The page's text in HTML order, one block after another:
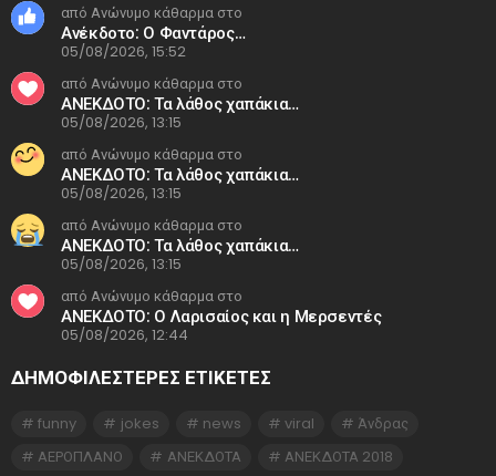
από Ανώνυμο κάθαρμα στο
Ανέκδοτο: Ο Φαντάρος…
05/08/2026, 15:52
από Ανώνυμο κάθαρμα στο
ΑΝΕΚΔΟΤΟ: Τα λάθος χαπάκια…
05/08/2026, 13:15
από Ανώνυμο κάθαρμα στο
ΑΝΕΚΔΟΤΟ: Τα λάθος χαπάκια…
05/08/2026, 13:15
από Ανώνυμο κάθαρμα στο
ΑΝΕΚΔΟΤΟ: Τα λάθος χαπάκια…
05/08/2026, 13:15
από Ανώνυμο κάθαρμα στο
ΑΝΕΚΔΟΤΟ: Ο Λαρισαίος και η Μερσεντές
05/08/2026, 12:44
ΔΗΜΟΦΙΛΕΣΤΕΡΕΣ ΕΤΙΚΈΤΕΣ
funny jokes news viral
Άνδρας
ΑΕΡΟΠΛΑΝΟ
ΑΝΕΚΔΟΤΑ
ΑΝΕΚΔΟΤΑ 2018